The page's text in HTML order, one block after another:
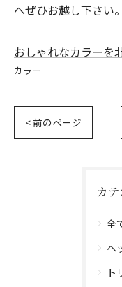
へぜひお越し下さい。
おしゃれなカラーを
カラー
< 前のページ
カ
全
ヘ
ト